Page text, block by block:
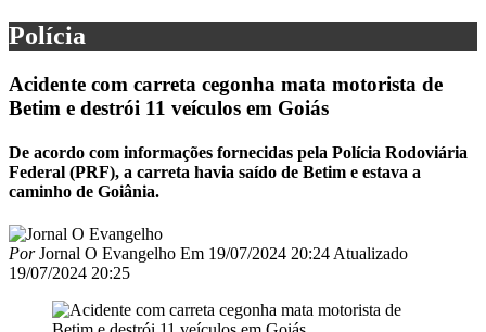
Polícia
Acidente com carreta cegonha mata motorista de
Betim e destrói 11 veículos em Goiás
De acordo com informações fornecidas pela Polícia Rodoviária
Federal (PRF), a carreta havia saído de Betim e estava a
caminho de Goiânia.
PorJornal O Evangelho Em 19/07/2024 20:24 Atualizado
19/07/2024 20:25